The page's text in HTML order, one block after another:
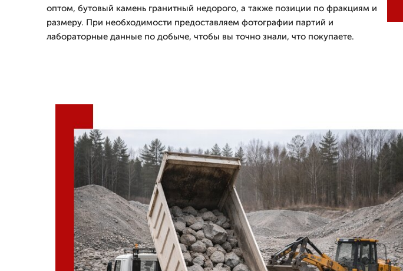
оптом, бутовый камень гранитный недорого, а также позиции по фракциям и
размеру. При необходимости предоставляем фотографии партий и
лабораторные данные по добыче, чтобы вы точно знали, что покупаете.